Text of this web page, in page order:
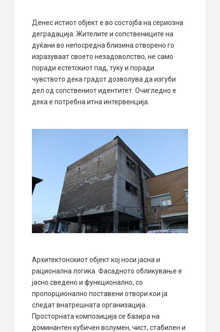
Денес истиот објект е во состојба на сериозна
деградација. Жителите и сопствениците на
дуќани во непосредна близина отворено го
изразуваат своето незадоволство, не само
поради естетскиот пад, туку и поради
чувството дека градот дозволува да изгуби
дел од сопствениот идентитет. Очигледно е
дека е потребна итна интервенција.
Архитектонскиот објект кој носи јасна и
рационална логика. Фасадното обликување е
јасно сведено и функционално, со
пропорционално поставени отвори кои ја
следат внатрешната организација.
Просторната композиција се базира на
доминантен кубичен волумен, чист, стабилен и